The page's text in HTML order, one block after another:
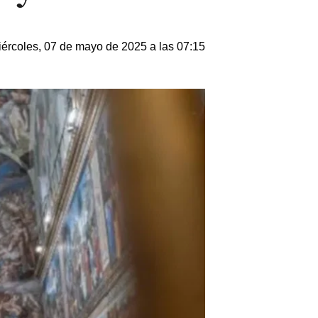
07 de mayo de 2025 a las 07:15